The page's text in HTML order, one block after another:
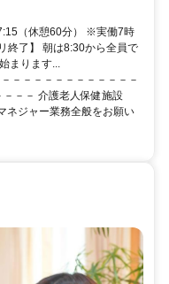
魚崎駅」から六甲ライナー
からも30〜40分圏内で、毎
（休憩60分） ※実働7時
終了】 朝は8:30から全員で
まります...
－－－－－－－－－－－－
－－ 介護老人保健施設
ネジャー業務全般をお願い